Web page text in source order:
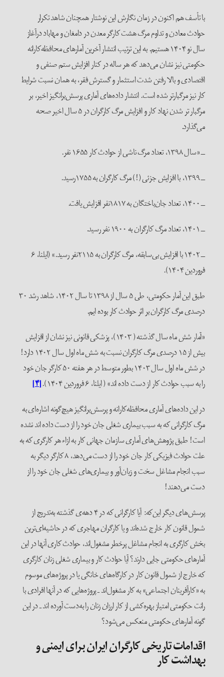
با تأسف هم اکنون در زمان نگارش این نوشتار همچنان شاهد تکرار
حوادث معادن و تداوم مرگ هشت کارگر معدن در دامغان و مهاباد درآغاز
سال نو ۱۴۰۴ هستیم. به این ترتیب انتشار آخرین آمارهای محافظه‌کارانه
حکومتی نیز نشان می‌دهد که هر ساله در کنار افزایش ستم صنفی و
اقتصادی و بالا رفتن شدت استثمار و گسترش فقر، به همان نسبت شرایط
کار نیز مرگبارتر شده است. انتشار داده‌های آماری پرسش‌برانگیز اخیر، بر
مرگبار تر شدن نهاد کار و افزایش مرگ کارگران در ۵ سال اخیر صحه
می‌گذارد.
ــ «سال ۱۳۹۸، تعداد مرگ ناشی از حوادث کار ۱۶۵۵ نفر.
ــ ۱۳۹۹، با افزایش جزئی (!) مرگ کارگران به ۱۷۵۵رسید.
ــ ۱۴۰۰، تعداد جان‌باختگان به ۱۸۱۷نفر افزایش یافت.
ــ ۱۴۰۱، تعداد مرگ کارگران به ۱۹۰۰ نفر رسید.
ــ ۱۴۰۲ با افزایش بی‌سابقه، مرگ کارگران به ۲۱۱۵نفر رسید.» (ایلنا، ۶
فروردین ۱۴۰۴).
طبق این آمار حکومتی، طی ۵ سال از ۱۳۹۸ تا سال ۱۴۰۲، شاهد رشد ۳۰
درصدی مرگ کارگران بر اثر حوادث کار بوده ایم.
«آمار شش ماه سال گذشته ( ۱۴۰۳)، پزشکی قانونی نیز نشان از افزایش
بیش از ۱۵ درصدی مرگ کارگران نسبت به شش ماه اول سال ۱۴۰۲ دارد!
در شش ماه اول سال ۱۴۰۳ بطور متوسط در هر هفته ۵۰ کارگر جان خود
را به سبب حوادث کار از دست داده اند» ( ایلنا، ۶ فروردین ۱۴۰۴).
[۴]
در این داده‌های آماری محافظه‌کارانه و پرسش‌برانگیز هیچ‌گونه اشاره‌ای به
مرگ کارگرانی که به سبب بیماری شغلی جان خود را از دست داده اند نشده
است! طبق پژوهش‌های آماری سازمان جهانی کار به ازاء هر کارگری که به
علت حوادث فیزیکی کار جان خود را از دست می‌دهد، ۸ کارگر دیگر به
سبب انجام مشاغل سخت و زیان‌آور و بیماری‌های شغلی جان خود را از
دست می‌دهند!
پرسش‌های دیگر این‌که: آیا کارگرانی که در ۴ دهه‌ی گذشته به‌تدریج از
شمول قانون کار خارج شده‌اند و یا کارگران مهاجری که در حاشیه‌ای‌ترین
بخش کارگری به انجام مشاغل پرخطر مشغول‌اند، حوادث کاری آنها در این
آمارهای حکومتی جایی دارند؟ آیا حوادث کار و بیماری شغلی زنان کارگری
که خارج از شمول قانون کار در کارگاه‌های خانگی یا در پروژه‌های موسوم
به «کارآفرینان اجتماعی» به کار مشغول‌اند ـ پروژه‌هایی که در آنها افرادی با
رانت حکومتی امتیاز بهره‌کشی از کار ارزان زنان را به‌دست آورده اند ـ در این
گونه آمارهای حکومتی منعکس می‌شود؟
اقدامات تاریخی کارگران ایران برای ایمنی و
بهداشت کار